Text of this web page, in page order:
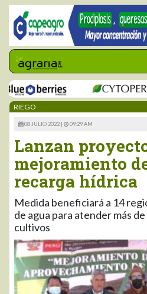
RIEGO
08 JULIO 2022 | 09:29 AM
Lanzan
mejoramiento
recarga hídrica
Medida beneficiará a 14
de agua para atender más
cultivos